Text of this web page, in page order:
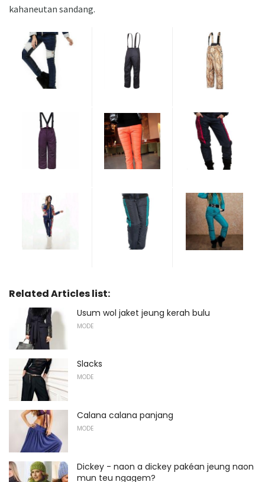
kahaneutan sandang.
Related Articles list:
Usum wol jaket jeung kerah bulu
MODE
Slacks
MODE
Calana calana panjang
MODE
Dickey - naon a dickey pakéan jeung naon
mun teu ngagem?